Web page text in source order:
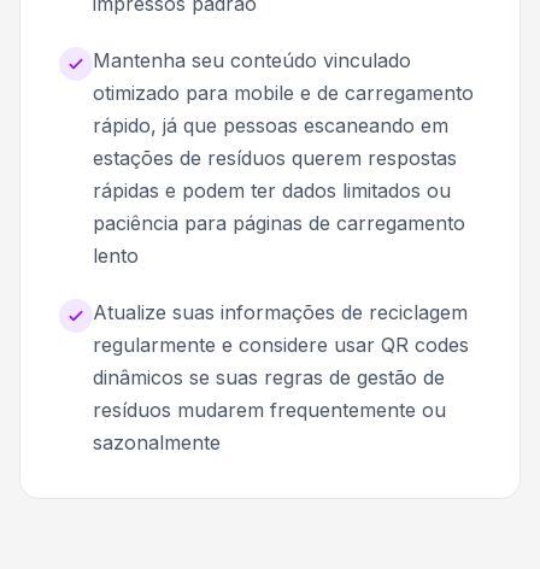
Mantenha seu conteúdo vinculado
otimizado para mobile e de carregamento
rápido, já que pessoas escaneando em
estações de resíduos querem respostas
rápidas e podem ter dados limitados ou
paciência para páginas de carregamento
lento
Atualize suas informações de reciclagem
regularmente e considere usar QR codes
dinâmicos se suas regras de gestão de
resíduos mudarem frequentemente ou
sazonalmente